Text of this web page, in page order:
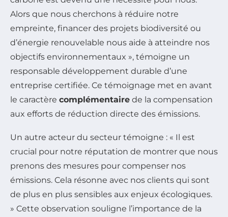
Alors que nous cherchons à réduire notre
empreinte, financer des projets biodiversité ou
d’énergie renouvelable nous aide à atteindre nos
objectifs environnementaux », témoigne un
responsable développement durable d’une
entreprise certifiée. Ce témoignage met en avant
le caractère complémentaire de la compensation
aux efforts de réduction directe des émissions.
Un autre acteur du secteur témoigne : « Il est
crucial pour notre réputation de montrer que nous
prenons des mesures pour compenser nos
émissions. Cela résonne avec nos clients qui sont
de plus en plus sensibles aux enjeux écologiques.
» Cette observation souligne l’importance de la